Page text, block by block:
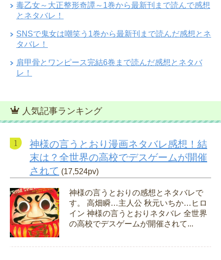
毒乙女～大正整形奇譚～1巻から最新刊まで読んで感想
とネタバレ！
SNSで鬼女は嘲笑う1巻から最新刊まで読んだ感想とネ
タバレ！
肩甲骨とワンピース完結6巻まで読んだ感想とネタバ
レ！
人気記事ランキング
神様の言うとおり漫画ネタバレ感想！結
末は？全世界の高校でデスゲームが開催
されて (17,524pv)
神様の言うとおりの感想とネタバレで
す。 高畑瞬…主人公 秋元いちか…ヒロ
イン 神様の言うとおりネタバレ 全世界
の高校でデスゲームが開催されて...